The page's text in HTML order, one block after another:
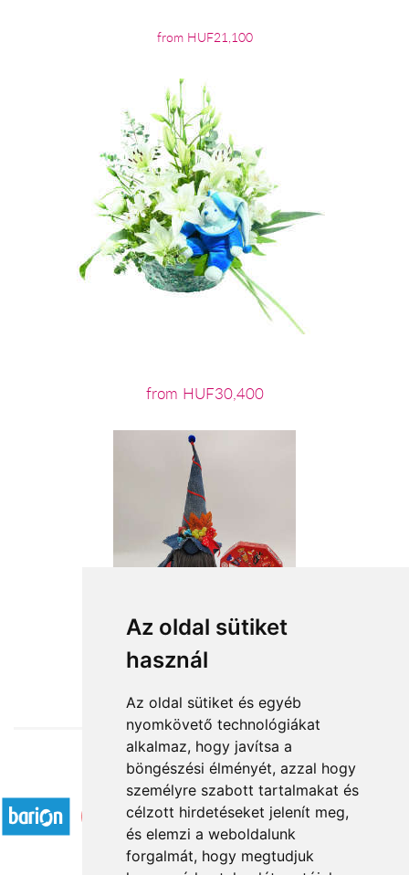
Az oldal sütiket
használ
Az oldal sütiket és egyéb
nyomkövető technológiákat
alkalmaz, hogy javítsa a
böngészési élményét, azzal hogy
személyre szabott tartalmakat és
célzott hirdetéseket jelenít meg,
és elemzi a weboldalunk
forgalmát, hogy megtudjuk
from HUF21,100
from HUF30,400
from HUF13,440
Accepted payment methods